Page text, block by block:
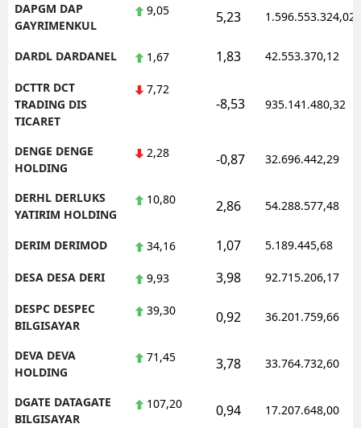
DAPGM DAP
GAYRIMENKUL
9,05 5,23 1.596.553.324,02
DARDL DARDANEL 1,67 1,83 42.553.370,12
DCTTR DCT
TRADING DIS
TICARET
7,72
-8,53 935.141.480,32
DENGE DENGE
HOLDING
2,28 -0,87 32.696.442,29
DERHL DERLUKS
YATIRIM HOLDING
10,80 2,86 54.288.577,48
DERIM DERIMOD 34,16 1,07 5.189.445,68
DESA DESA DERI 9,93 3,98 92.715.206,17
DESPC DESPEC
BILGISAYAR
39,30 0,92 36.201.759,66
DEVA DEVA
HOLDING
71,45 3,78 33.764.732,60
DGATE DATAGATE
BILGISAYAR
107,20 0,94 17.207.648,00